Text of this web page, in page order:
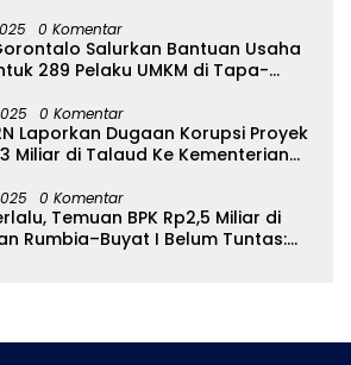
0 Komentar
Salurkan Bantuan Usaha
289 Pelaku UMKM di Tapa-
0 Komentar
Laporkan Dugaan Korupsi Proyek
Miliar di Talaud Ke Kementerian
0 Komentar
Temuan BPK Rp2,5 Miliar di
Rumbia–Buyat I Belum Tuntas: